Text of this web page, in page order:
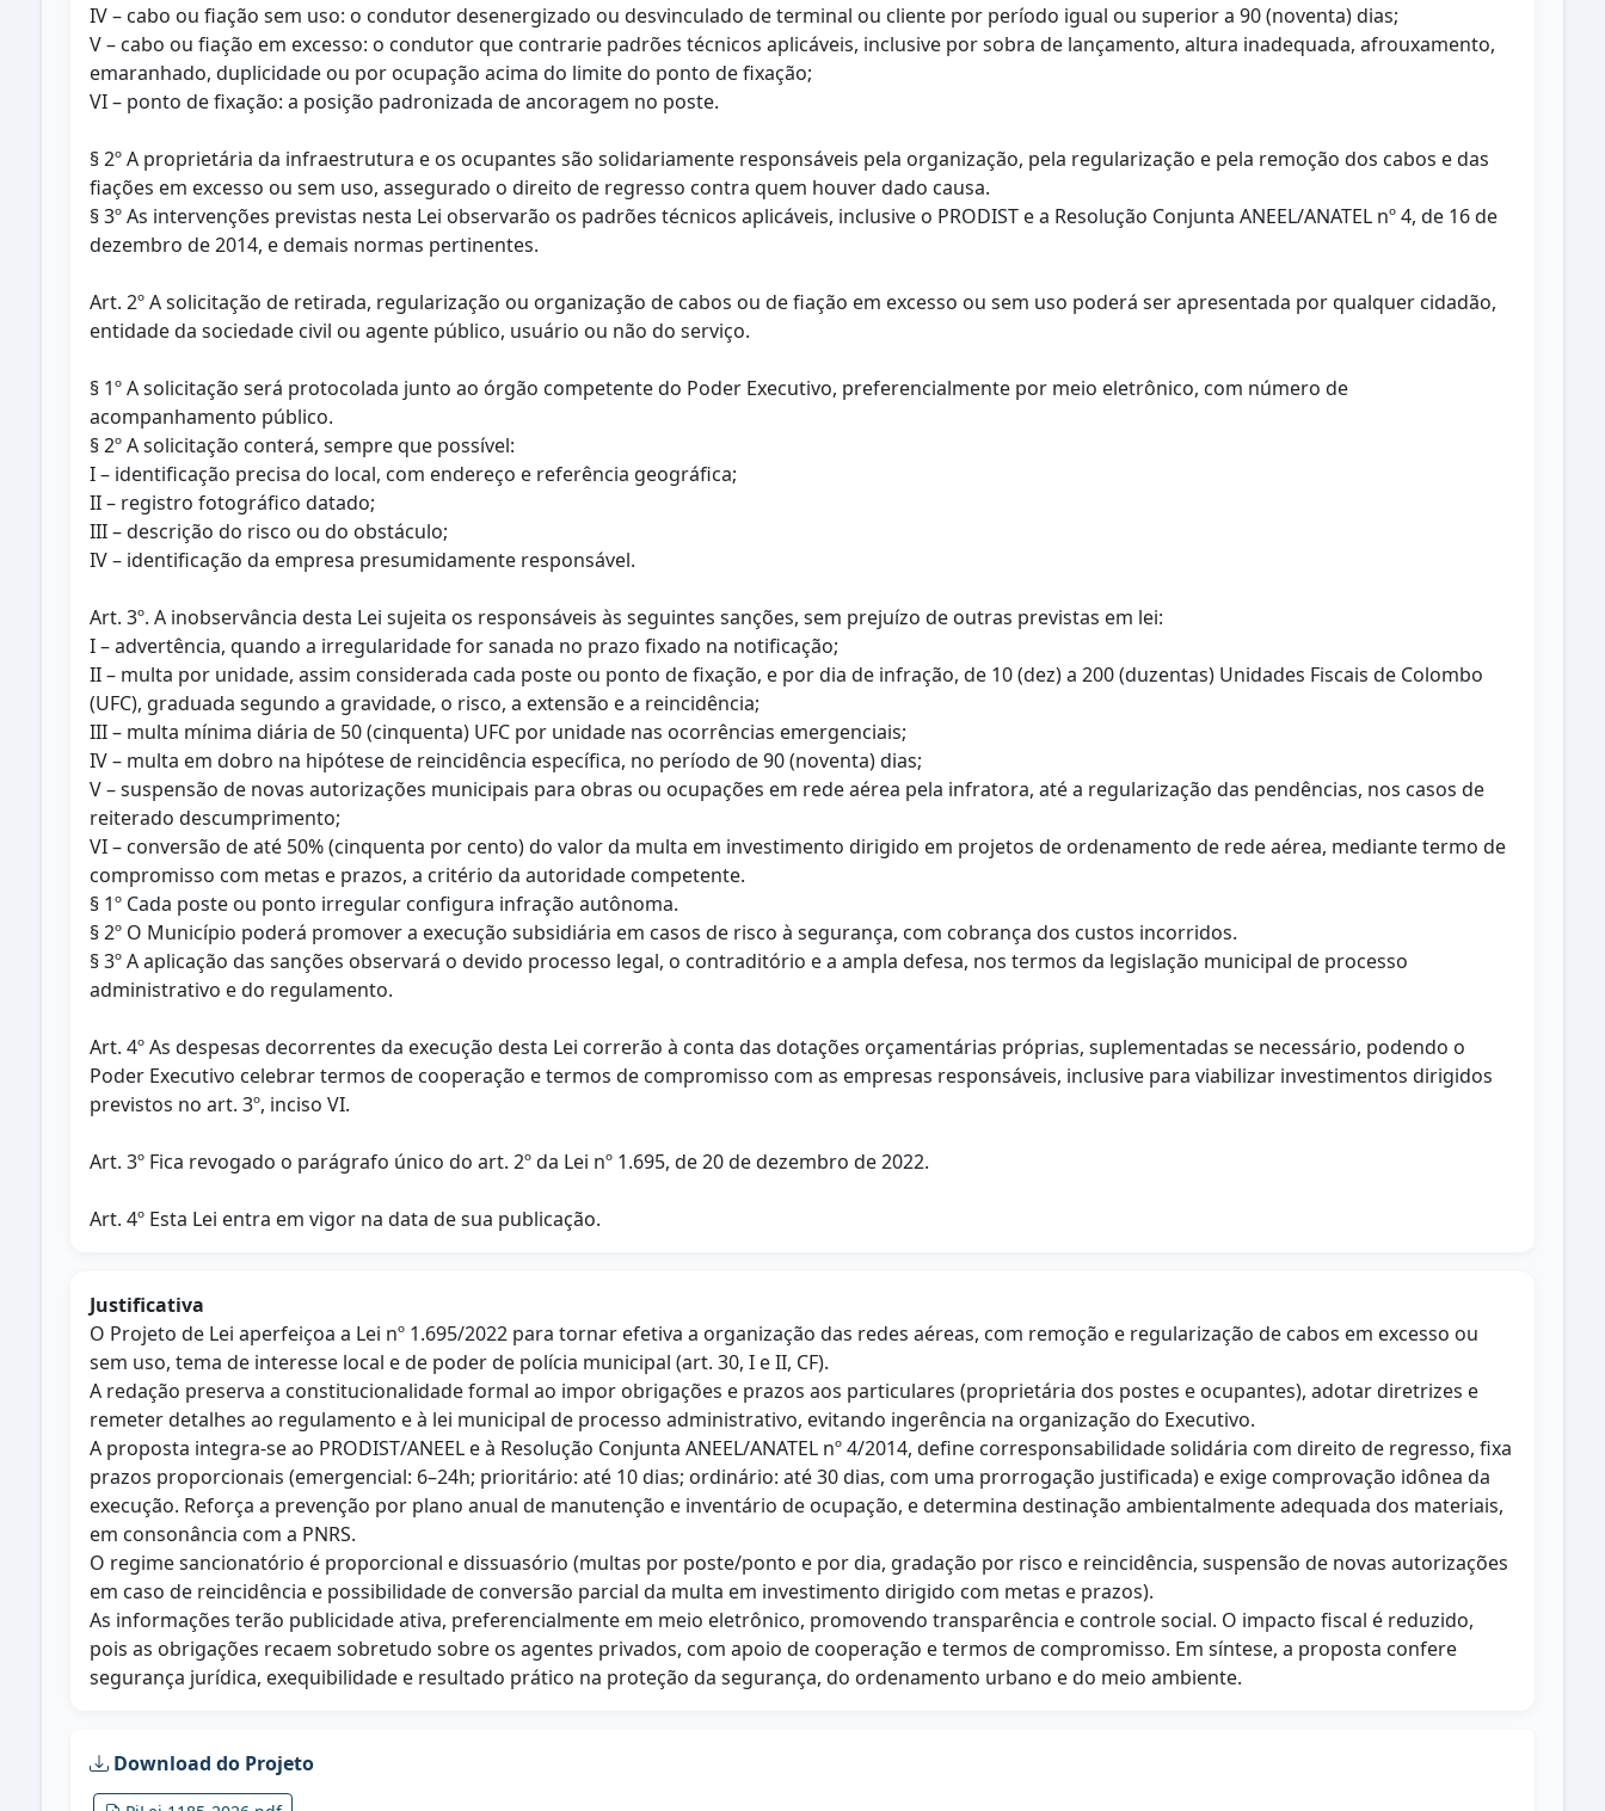
IV – cabo ou fiação sem uso: o condutor desenergizado ou desvinculado de terminal ou cliente por período igual ou superior a 90 (noventa) dias;
V – cabo ou fiação em excesso: o condutor que contrarie padrões técnicos aplicáveis, inclusive por sobra de lançamento, altura inadequada, afrouxamento,
emaranhado, duplicidade ou por ocupação acima do limite do ponto de fixação;
VI – ponto de fixação: a posição padronizada de ancoragem no poste.
§ 2º A proprietária da infraestrutura e os ocupantes são solidariamente responsáveis pela organização, pela regularização e pela remoção dos cabos e das
fiações em excesso ou sem uso, assegurado o direito de regresso contra quem houver dado causa.
§ 3º As intervenções previstas nesta Lei observarão os padrões técnicos aplicáveis, inclusive o PRODIST e a Resolução Conjunta ANEEL/ANATEL nº 4, de 16 de
dezembro de 2014, e demais normas pertinentes.
Art. 2º A solicitação de retirada, regularização ou organização de cabos ou de fiação em excesso ou sem uso poderá ser apresentada por qualquer cidadão,
entidade da sociedade civil ou agente público, usuário ou não do serviço.
§ 1º A solicitação será protocolada junto ao órgão competente do Poder Executivo, preferencialmente por meio eletrônico, com número de
acompanhamento público.
§ 2º A solicitação conterá, sempre que possível:
I – identificação precisa do local, com endereço e referência geográfica;
II – registro fotográfico datado;
III – descrição do risco ou do obstáculo;
IV – identificação da empresa presumidamente responsável.
Art. 3º. A inobservância desta Lei sujeita os responsáveis às seguintes sanções, sem prejuízo de outras previstas em lei:
I – advertência, quando a irregularidade for sanada no prazo fixado na notificação;
II – multa por unidade, assim considerada cada poste ou ponto de fixação, e por dia de infração, de 10 (dez) a 200 (duzentas) Unidades Fiscais de Colombo
(UFC), graduada segundo a gravidade, o risco, a extensão e a reincidência;
III – multa mínima diária de 50 (cinquenta) UFC por unidade nas ocorrências emergenciais;
IV – multa em dobro na hipótese de reincidência específica, no período de 90 (noventa) dias;
V – suspensão de novas autorizações municipais para obras ou ocupações em rede aérea pela infratora, até a regularização das pendências, nos casos de
reiterado descumprimento;
VI – conversão de até 50% (cinquenta por cento) do valor da multa em investimento dirigido em projetos de ordenamento de rede aérea, mediante termo de
compromisso com metas e prazos, a critério da autoridade competente.
§ 1º Cada poste ou ponto irregular configura infração autônoma.
§ 2º O Município poderá promover a execução subsidiária em casos de risco à segurança, com cobrança dos custos incorridos.
§ 3º A aplicação das sanções observará o devido processo legal, o contraditório e a ampla defesa, nos termos da legislação municipal de processo
administrativo e do regulamento.
Art. 4º As despesas decorrentes da execução desta Lei correrão à conta das dotações orçamentárias próprias, suplementadas se necessário, podendo o
Poder Executivo celebrar termos de cooperação e termos de compromisso com as empresas responsáveis, inclusive para viabilizar investimentos dirigidos
previstos no art. 3º, inciso VI.
Art. 3º Fica revogado o parágrafo único do art. 2º da Lei nº 1.695, de 20 de dezembro de 2022.
Art. 4º Esta Lei entra em vigor na data de sua publicação.
Justificativa
O Projeto de Lei aperfeiçoa a Lei nº 1.695/2022 para tornar efetiva a organização das redes aéreas, com remoção e regularização de cabos em excesso ou
sem uso, tema de interesse local e de poder de polícia municipal (art. 30, I e II, CF).
A redação preserva a constitucionalidade formal ao impor obrigações e prazos aos particulares (proprietária dos postes e ocupantes), adotar diretrizes e
remeter detalhes ao regulamento e à lei municipal de processo administrativo, evitando ingerência na organização do Executivo.
A proposta integra-se ao PRODIST/ANEEL e à Resolução Conjunta ANEEL/ANATEL nº 4/2014, define corresponsabilidade solidária com direito de regresso, fixa
prazos proporcionais (emergencial: 6–24h; prioritário: até 10 dias; ordinário: até 30 dias, com uma prorrogação justificada) e exige comprovação idônea da
execução. Reforça a prevenção por plano anual de manutenção e inventário de ocupação, e determina destinação ambientalmente adequada dos materiais,
em consonância com a PNRS.
O regime sancionatório é proporcional e dissuasório (multas por poste/ponto e por dia, gradação por risco e reincidência, suspensão de novas autorizações
em caso de reincidência e possibilidade de conversão parcial da multa em investimento dirigido com metas e prazos).
As informações terão publicidade ativa, preferencialmente em meio eletrônico, promovendo transparência e controle social. O impacto fiscal é reduzido,
pois as obrigações recaem sobretudo sobre os agentes privados, com apoio de cooperação e termos de compromisso. Em síntese, a proposta confere
segurança jurídica, exequibilidade e resultado prático na proteção da segurança, do ordenamento urbano e do meio ambiente.
Download do Projeto